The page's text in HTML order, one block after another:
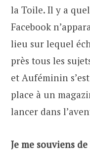
la Toile. Il y a
Facebook
lieu sur lequel
près tous les
et Auféminin
place à un
lancer dans
Je me souviens